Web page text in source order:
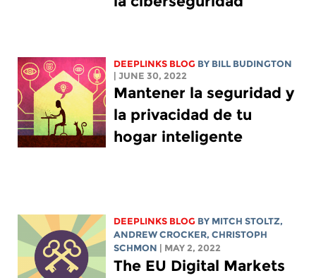
DEEPLINKS BLOG BY BILL BUDINGTON
| JUNE 30, 2022
Mantener la seguridad y
la privacidad de tu
hogar inteligente
DEEPLINKS BLOG BY MITCH STOLTZ,
ANDREW CROCKER,CHRISTOPH
SCHMON
| MAY 2, 2022
The EU Digital Markets